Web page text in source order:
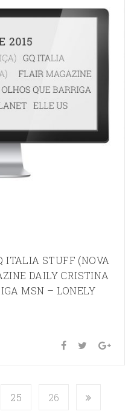
ITALIA STUFF (NOVA
DAILY CRISTINA
MSN – LONELY
25 26